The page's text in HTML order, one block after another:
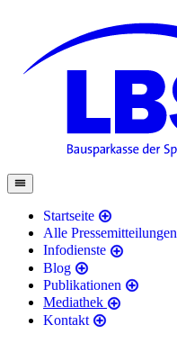
Startseite
Alle Pressemitteilungen
Infodienste
Blog
Publikationen
Mediathek
Kontakt